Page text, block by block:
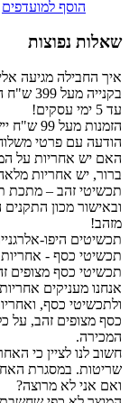
הוסף למועדפים
שאלות נפוצות
איך החבילה מגיעה
עד 5 ימי עסקים!
הזמנות מעל 99 ש"ח יישלחו לנקודת איסוף או בדואר רשום ללא עלות!
הודעה עם פרטי
האם יש אחריות על
ברור, יש אחריות
ובאישור מכון
מזהב!
תכשיטים היפו-
תכשיטי כסף -
תכשיטי כסף מצופים
אנחנו מעניקים
ולתכשיטי כסף,
כסף מצופים זהב, על
המכירה.
חשוב לנו לציין כי
שריטות. במסגרת
ואם אני לא מרוצה?